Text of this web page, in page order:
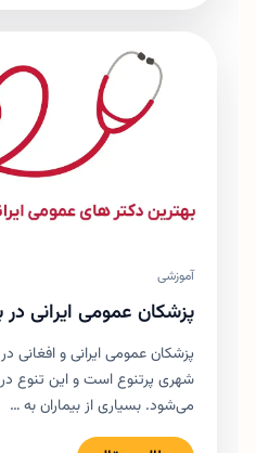
آموزشی
پزشکان عمومی ایرانی در برلین
شهری پرتنوع است و این تنوع
می‌شود. بسیاری از بیماران به …